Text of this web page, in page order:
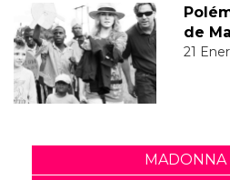
de
21
MADONNA